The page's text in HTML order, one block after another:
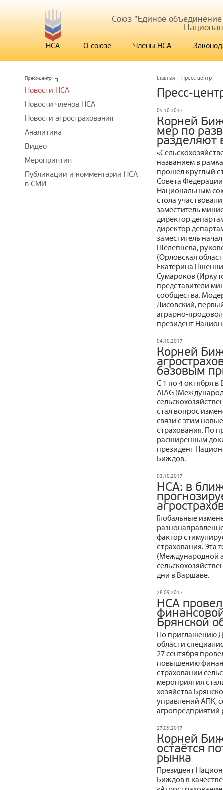
Союз "Единое
НСА О союзе Члены НСА
Главная | Пресс-центр
Пресс-
05.10.2017
Корней
мер по
разделяют
названием в
прошел круглый
Совета
Национальным
стола
заместитель
директор
директор
заместитель
Шелепнева,
(Орловская
Екатерина
Сумароков
представители
сообщества.
Лисовский,
аграрно-
президент
04.10.2017
Корней
базовым
С 1 по 4 октября
AIAG
стал вопрос
связи с этим
страхования. По
расширенным
президент
Биждов.
03.10.2017
НСА: в
Глобальные
фактор
страхования. Эта
(Международной
дни в Варшаве.
28.09.2017
НСА
Брянской
По приглашению
области
27 сентября
повышению
страховании
мероприятия
хозяйства
управлений АПК,
агропредприятий
27.09.2017
Корней
остаётся
рынка
Президент
Биждов в
Пресс-центр
Новости НСА
Новости членов НСА
Новости агрострахования
Аналитика
Видео
Мероприятия
Публикации и комментарии НСА
в СМИ